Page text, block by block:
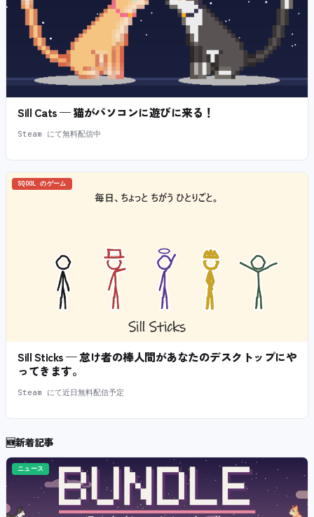
Sill Cats — 猫がパソコンに遊びに来る！
Steam にて無料配信中
SQOOL のゲーム
Sill Sticks — 怠け者の棒人間があなたのデスクトップにや
ってきます。
Steam にて近日無料配信予定
🆕新着記事
ニュース